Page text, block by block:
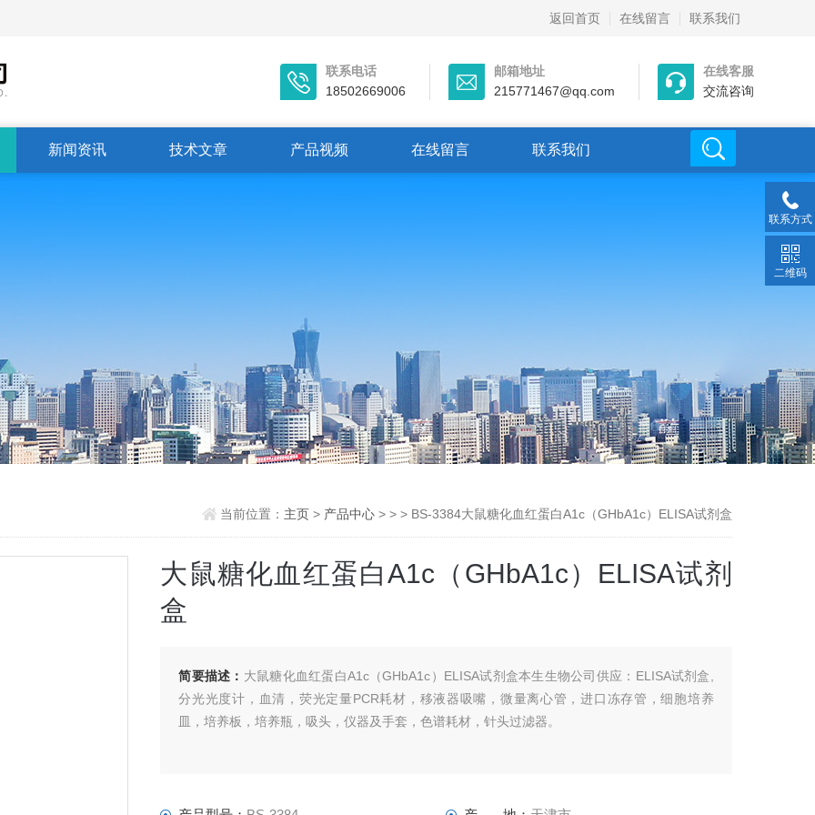
返回首页 在线留言 联系我们
联系电话
18502669006
邮箱地址
215771467@qq.com
在线客服
交流咨询
新闻资讯 技术文章 产品视频 在线留言 联系我们
当前位置： 主页 > 产品中心> > > BS-3384大鼠糖化血红蛋白A1c（GHbA1c）ELISA试剂盒
大鼠糖化血红蛋白A1c（GHbA1c）ELISA试剂
盒
简要描述： 大鼠糖化血红蛋白A1c（GHbA1c）ELISA试剂盒本生生物公司供应：ELISA试剂盒,
分光光度计，血清，荧光定量PCR耗材，移液器吸嘴，微量离心管，进口冻存管，细胞培养
皿，培养板，培养瓶，吸头，仪器及手套，色谱耗材，针头过滤器。
联系方式
二维码